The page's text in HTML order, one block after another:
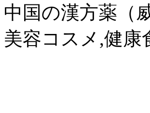
中国の漢方薬（
美容コスメ,健康